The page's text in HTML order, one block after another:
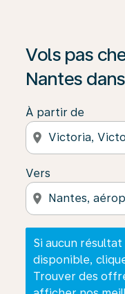
Vols pas
Nantes
À partir de
location_on
Vers
location_on
Si aucun résultat
disponible,
Trouver des
Si aucun résultat